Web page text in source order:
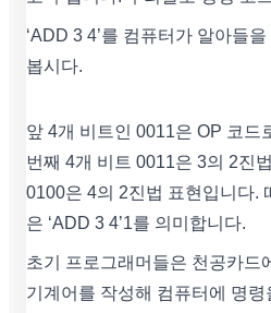
‘ADD 3 4’를 컴퓨터가 알아들
봅시다.
앞 4개 비트인 0011은 OP 코드
번째 4개 비트 0011은 3의 2진
0100은 4의 2진법 표현입니다.
은 ‘ADD 3 4’1를 의미합니다.
초기 프로그래머들은 천공카드
기계어를 작성해 컴퓨터에 명령